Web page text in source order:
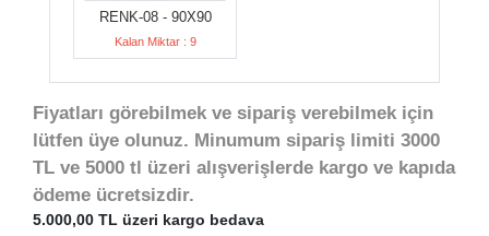
RENK-08 - 90X90
Kalan Miktar : 9
Fiyatları görebilmek ve sipariş verebilmek için
lütfen üye olunuz. Minumum sipariş limiti 3000
TL ve 5000 tl üzeri alışverişlerde kargo ve kapıda
ödeme ücretsizdir.
5.000,00 TL üzeri kargo bedava